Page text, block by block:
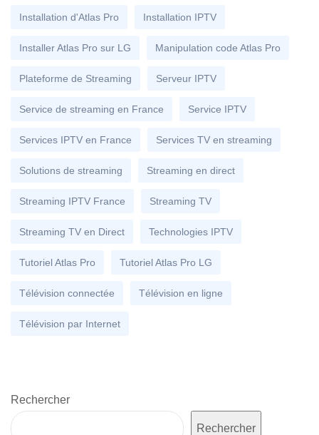
Installation d'Atlas Pro Installation IPTV
Installer Atlas Pro sur LG Manipulation code Atlas Pro
Plateforme de Streaming Serveur IPTV
Service de streaming en France Service IPTV
Services IPTV en France Services TV en streaming
Solutions de streaming Streaming en direct
Streaming IPTV France Streaming TV
Streaming TV en Direct Technologies IPTV
Tutoriel Atlas Pro Tutoriel Atlas Pro LG
Télévision connectée Télévision en ligne
Télévision par Internet
Rechercher
Rechercher